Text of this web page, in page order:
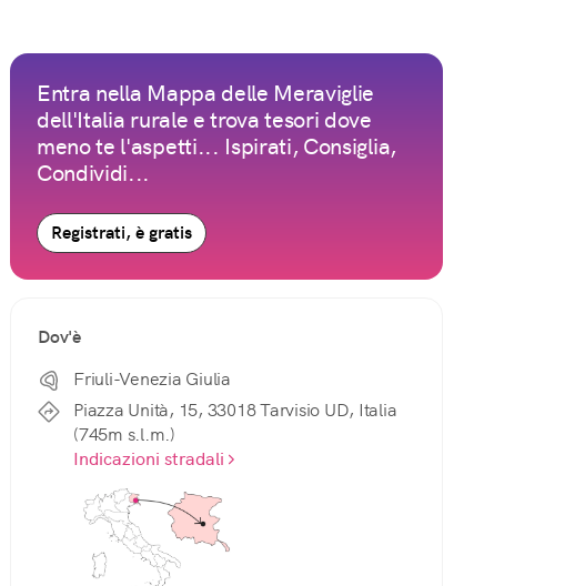
Entra nella Mappa delle Meraviglie
dell'Italia rurale e trova tesori dove
meno te l'aspetti... Ispirati, Consiglia,
Condividi...
Registrati, è gratis
Dov'è
Friuli-Venezia Giulia
Piazza Unità, 15, 33018 Tarvisio UD, Italia
(745m s.l.m.)
Indicazioni stradali